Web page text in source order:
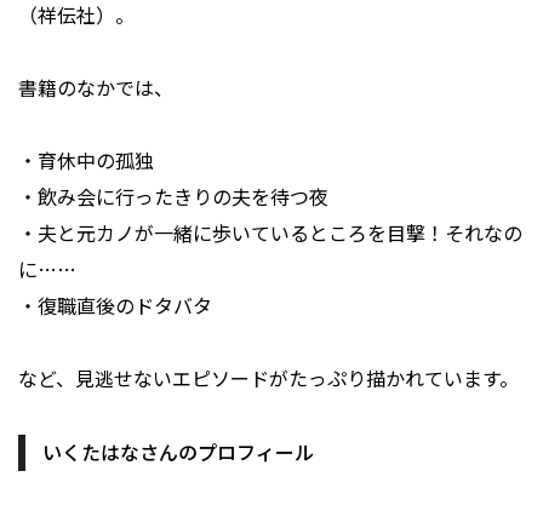
（祥伝社）。
書籍のなかでは、
・育休中の孤独
・飲み会に行ったきりの夫を待つ夜
・夫と元カノが一緒に歩いているところを目撃！それなの
に……
・復職直後のドタバタ
など、見逃せないエピソードがたっぷり描かれています。
いくたはなさんのプロフィール